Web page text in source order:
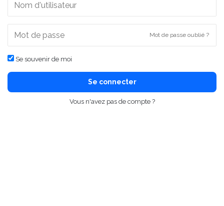
Mot de passe oublié ?
Se souvenir de moi
Se connecter
Vous n'avez pas de compte ?